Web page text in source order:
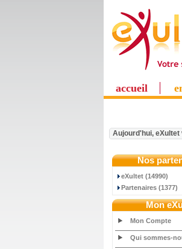
accueil
Aujourd'hui, eXultet
Nos
eXultet (14990)
Partenaires (1377)
Mon
Mon Compte
Qui sommes-